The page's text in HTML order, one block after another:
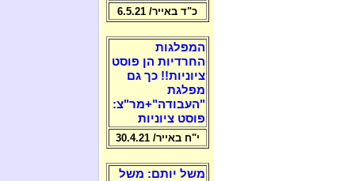
כ"ד באייר/ 6.5.21
המפלגות
החרדיות הן פוסט
ציוניות!! כך גם
מפלגת
"העבודה"+מר"צ:
פוסט ציוניות
י"ח באייר/ 30.4.21
משל יותם: משל